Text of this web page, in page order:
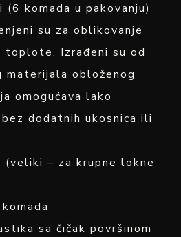
komada u pakovanju)
su za oblikovanje
toplote. Izrađeni su od
materijala obloženog
omogućava lako
dodatnih ukosnica ili
(veliki – za krupne lokne
sa čičak površinom